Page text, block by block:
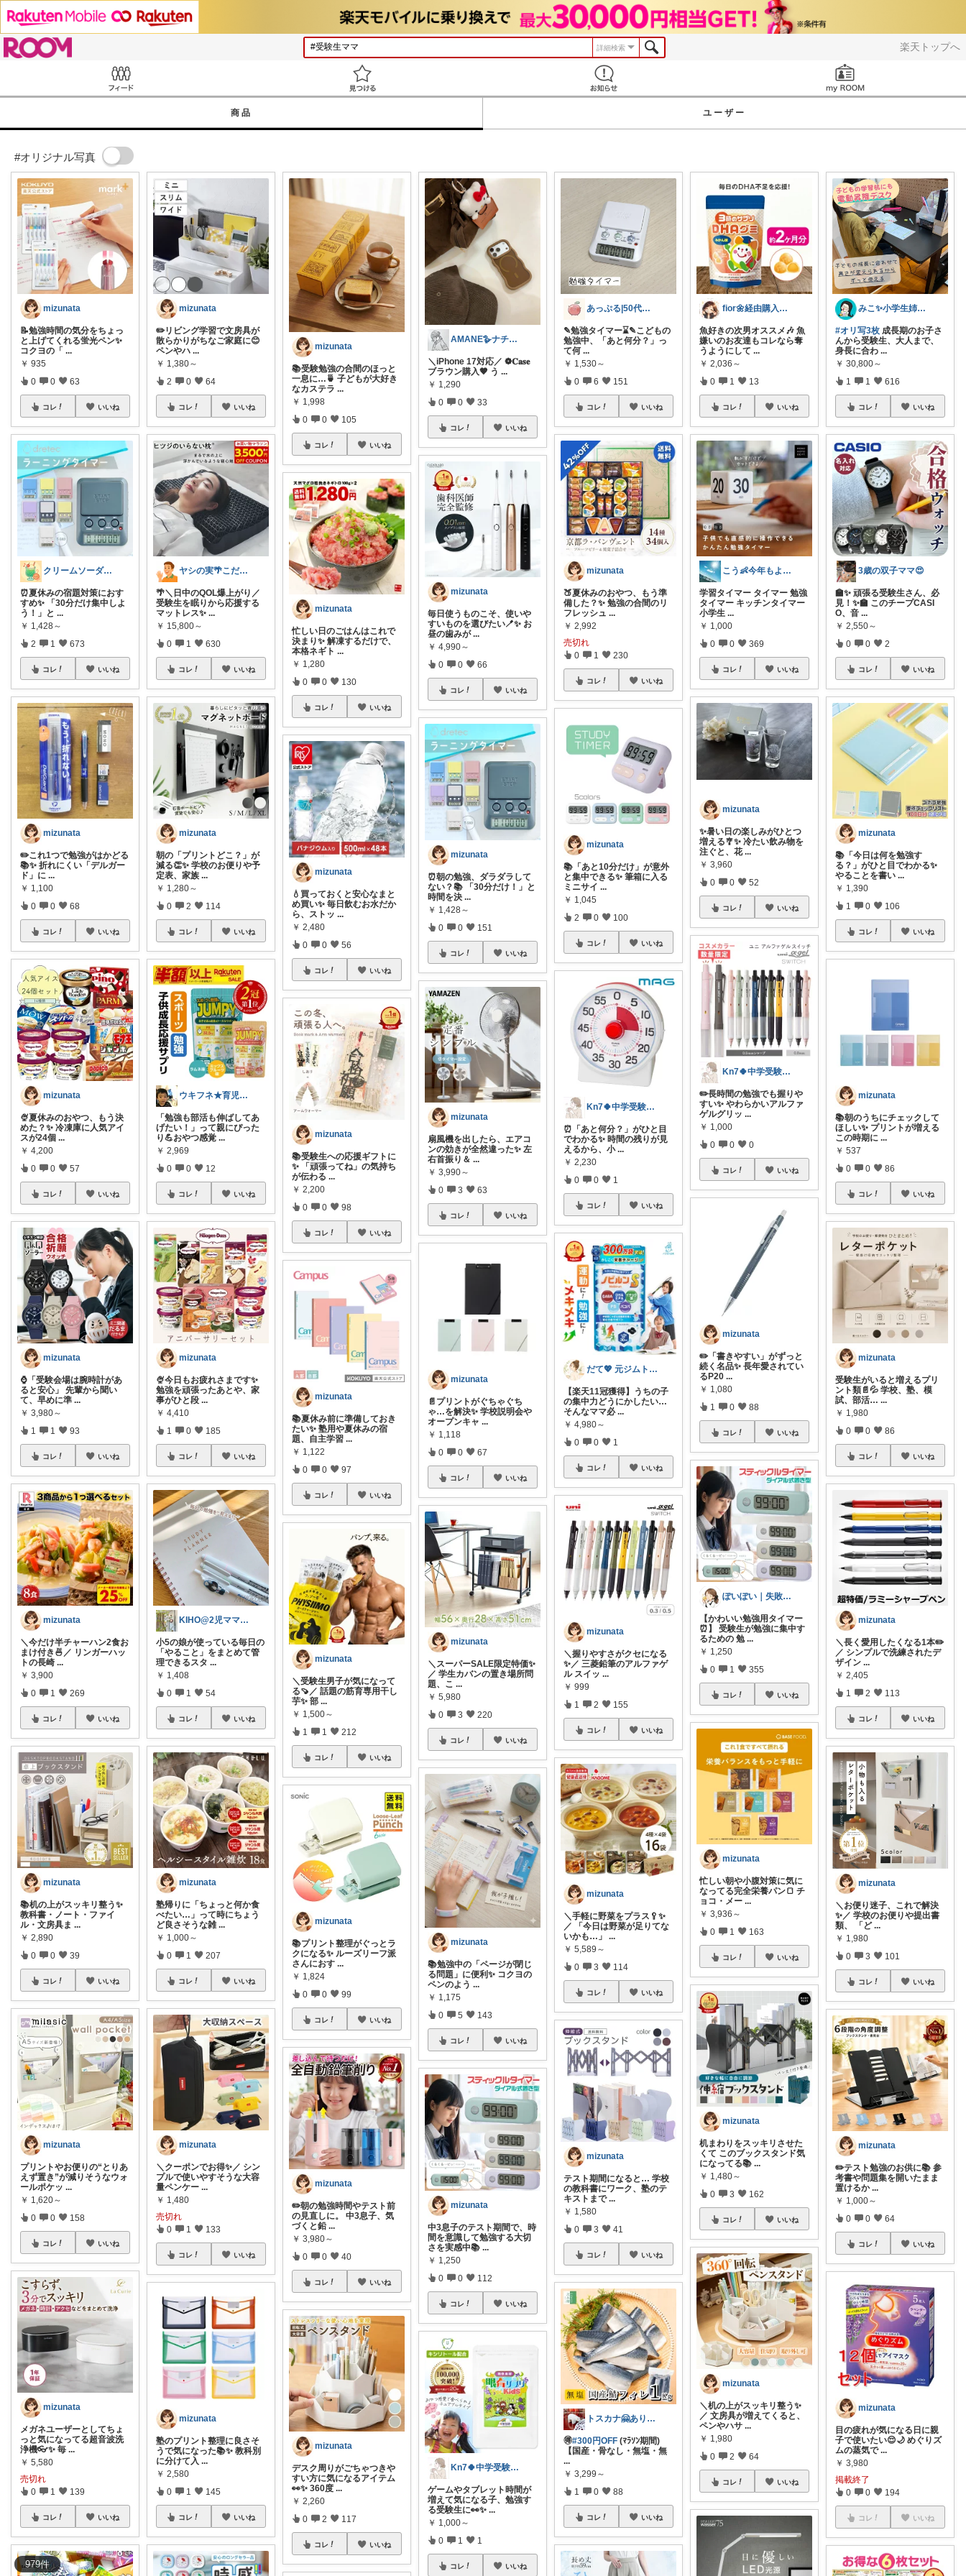
楽天トップへ
詳細検索
商品 ユーザー
#オリジナル写真
979件
mizunata
📝勉強時間の気分をちょっ
と上げてくれる蛍光ペン✨
コクヨの「 ...
￥ 935
0 0 63
コレ いいね
クリームソーダ♫昭和平成レトロ好き母
⏰夏休みの宿題対策におす
すめ✨ 「30分だけ集中しよ
う！」と ...
￥ 1,428～
2 1 673
コレ いいね
mizunata
✏️これ1つで勉強がはかどる
📚✨ 折れにくい「デルガー
ド」に ...
￥ 1,100
0 0 68
コレ いいね
mizunata
🍨夏休みのおやつ、もう決
めた？✨ 冷凍庫に人気アイ
スが24個 ...
￥ 4,200
0 0 57
コレ いいね
mizunata
⌚️「受験会場は腕時計があ
ると安心」 先輩から聞い
て、早めに準 ...
￥ 3,980～
1 1 93
コレ いいね
mizunata
＼今だけ半チャーハン2食お
まけ付き🍜／ リンガーハッ
トの長崎 ...
￥ 3,900
0 1 269
コレ いいね
mizunata
📚机の上がスッキリ整う✨
教科書・ノート・ファイ
ル・文房具ま ...
￥ 2,890
0 0 39
コレ いいね
mizunata
プリントやお便りの“とりあ
えず置き”が減りそうなウォ
ールポケッ ...
￥ 1,620～
0 0 158
コレ いいね
mizunata
メガネユーザーとしてちょ
っと気になってる超音波洗
浄機👓✨ 毎 ...
￥ 5,580
売切れ
0 1 139
コレ いいね
mizunata
✏️リビング学習で文房具が
散らかりがちなご家庭に😊
ペンやハ ...
￥ 1,380～
2 0 64
コレ いいね
ヤシの実🌴こだわりアイテム
🌴＼日中のQOL爆上がり／
受験生を眠りから応援する
マットレス✨ ...
￥ 15,800～
0 1 630
コレ いいね
mizunata
朝の「プリントどこ？」が
減る👏✨ 学校のお便りや予
定表、家族 ...
￥ 1,280～
0 2 114
コレ いいね
ウキフネ★育児・子育てが楽になるアイテム
「勉強も部活も伸ばしてあ
げたい！」って親にぴった
り💪おやつ感覚 ...
￥ 2,969
0 0 12
コレ いいね
mizunata
🍨今日もお疲れさまです✨
勉強を頑張ったあとや、家
事がひと段 ...
￥ 4,410
1 0 185
コレ いいね
KIHO@2児ママ（👧小5👦小3）
小5の娘が使っている毎日の
「やること」をまとめて管
理できるスタ ...
￥ 1,408
0 1 54
コレ いいね
mizunata
塾帰りに「ちょっと何か食
べたい…」って時にちょう
ど良さそうな雑 ...
￥ 1,000～
0 1 207
コレ いいね
mizunata
＼クーポンでお得✨／ シン
プルで使いやすそうな大容
量ペンケー ...
￥ 1,480
売切れ
0 1 133
コレ いいね
mizunata
塾のプリント整理に良さそ
うで気になった📚✨ 教科別
に分けて入 ...
￥ 2,580
0 1 145
コレ いいね
mizunata
📚受験勉強の合間のほっと
一息に…🍵 子どもが大好き
なカステラ ...
￥ 1,998
0 0 105
コレ いいね
mizunata
忙しい日のごはんはこれで
決まり✨ 解凍するだけで、
本格ネギト ...
￥ 1,280
0 0 130
コレ いいね
mizunata
💧買っておくと安心なまと
め買い✨ 毎日飲むお水だか
ら、ストッ ...
￥ 2,480
0 0 56
コレ いいね
mizunata
📚受験生への応援ギフトに
✨ 「頑張ってね」の気持ち
が伝わる...
￥ 2,200
0 0 98
コレ いいね
mizunata
📚夏休み前に準備しておき
たい✨ 塾用や夏休みの宿
題、自主学習 ...
￥ 1,122
0 0 97
コレ いいね
mizunata
＼受験生男子が気になって
る🍠／ 話題の筋育専用干し
芋✨ 部 ...
￥ 1,500～
1 1 212
コレ いいね
mizunata
📚プリント整理がぐっとラ
クになる✨ ルーズリーフ派
さんにおす ...
￥ 1,824
0 0 99
コレ いいね
mizunata
✏️朝の勉強時間やテスト前
の見直しに。 中3息子、気
づくと鉛 ...
￥ 3,980～
0 0 40
コレ いいね
mizunata
デスク周りがごちゃつきや
すい方に気になるアイテム
👀✨ 360度 ...
￥ 2,260
0 2 117
コレ いいね
AMANE🪿ナチュラル
＼iPhone 17対応／ ❁︎𝐂𝐚𝐬𝐞
ブラウン購入🤎 う ...
￥ 1,290
0 0 33
コレ いいね
mizunata
毎日使うものこそ、使いや
すいものを選びたい🪥✨ お
昼の歯みが ...
￥ 4,990～
0 0 66
コレ いいね
mizunata
⏰朝の勉強、ダラダラして
ない？📚 「30分だけ！」と
時間を決 ...
￥ 1,428～
0 0 151
コレ いいね
mizunata
扇風機を出したら、エアコ
ンの効きが全然違った✨ 左
右首振り＆ ...
￥ 3,990～
0 3 63
コレ いいね
mizunata
📄プリントがぐちゃぐち
ゃ…を解決✨ 学校説明会や
オープンキャ ...
￥ 1,118
0 0 67
コレ いいね
mizunata
＼スーパーSALE限定特価✨
／ 学生カバンの置き場所問
題、こ ...
￥ 5,980
0 3 220
コレ いいね
mizunata
📚勉強中の「ページが閉じ
る問題」に便利✨ コクヨの
ペンのよう ...
￥ 1,175
0 5 143
コレ いいね
mizunata
中3息子のテスト期間で、時
間を意識して勉強する大切
さを実感中📚 ...
￥ 1,250
0 0 112
コレ いいね
Kn7🍀中学受験生ママ
ゲームやタブレット時間が
増えて気になる子、勉強す
る受験生に👀✨ ...
￥ 1,000～
0 1 1
コレ いいね
あっぷる|50代新人保育士のおすすめ🍎
✎勉強タイマー⌛️✎ ​こどもの
勉強中、「あと何分？」っ
て何 ...
￥ 1,530～
0 6 151
コレ いいね
mizunata
🍑夏休みのおやつ、もう準
備した？✨ 勉強の合間のリ
フレッシュ ...
￥ 2,992
売切れ
0 1 230
コレ いいね
mizunata
📚「あと10分だけ」が意外
と集中できる✨ 筆箱に入る
ミニサイ ...
￥ 1,045
2 0 100
コレ いいね
Kn7🍀中学受験生ママ
⏰「あと何分？」がひと目
でわかる✨ 時間の残りが見
えるから、小 ...
￥ 2,230
0 0 1
コレ いいね
だて💖 元ジムトレーナーママ子育て美容
【楽天11冠獲得】うちの子
の集中力どうにかしたい…
そんなママ必 ...
￥ 4,980～
0 0 1
コレ いいね
mizunata
＼握りやすさがクセになる
✨／ 三菱鉛筆のアルファゲ
ル スイッ ...
￥ 999
1 2 155
コレ いいね
mizunata
＼手軽に野菜をプラス🥄✨
／ 「今日は野菜が足りてな
いかも…」
...
￥ 5,589～
0 3 114
コレ いいね
mizunata
テスト期間になると… 学校
の教科書にワーク、塾のテ
キストまで ...
￥ 1,580
0 3 41
コレ いいね
トスカナ🤗ありがとうございます💕
🉐#300円OFF (ﾏﾗｿﾝ期間)
【国産・骨なし・無塩・無
...
￥ 3,299～
1 0 88
コレ いいね
fior🌼経由購入させていただきます
魚好きの次男オススメ🎶 魚
嫌いのお友達もコレなら奪
うようにして ...
￥ 2,036～
0 1 13
コレ いいね
こう👶今年もよろしくお願いします🥹
学習タイマー タイマー 勉強
タイマー キッチンタイマー
小学生 ...
￥ 1,000
0 0 369
コレ いいね
mizunata
✨暑い日の楽しみがひとつ
増える🎐✨ 冷たい飲み物を
注ぐと、花 ...
￥ 3,960
0 0 52
コレ いいね
Kn7🍀中学受験生ママ
✏️長時間の勉強でも握りや
すい✨ やわらかいアルファ
ゲルグリッ ...
￥ 1,000
0 0 0
コレ いいね
mizunata
✏️「書きやすい」がずっと
続く名品✨ 長年愛されてい
るP20 ...
￥ 1,080
1 0 88
コレ いいね
ぽいぽい｜失敗しない日用品とポイ活
【かわいい勉強用タイマー
⏰】 受験生が勉強に集中す
るための 勉 ...
￥ 1,250
0 1 355
コレ いいね
mizunata
忙しい朝や小腹対策に気に
なってる完全栄養パン🍞 チ
ョコ・メー ...
￥ 3,936～
0 1 163
コレ いいね
mizunata
机まわりをスッキリさせた
くて このブックスタンド気
になってる📚 ...
￥ 1,480～
0 3 162
コレ いいね
mizunata
＼机の上がスッキリ整う✨
／ 文房具が増えてくると、
ペンやハサ ...
￥ 1,980
0 2 64
コレ いいね
みこ✨小学生姉妹の母ちゃん
#オリ写3枚 成長期のお子さ
んから受験生、大人まで、
身長に合わ ...
￥ 30,800～
1 1 616
コレ いいね
3歳の双子ママ😍
🏫✨ 頑張る受験生さん、必
見！✨🏫 このチープCASI
O、音 ...
￥ 2,550～
0 0 2
コレ いいね
mizunata
📚「今日は何を勉強す
る？」がひと目でわかる✨
やることを書い ...
￥ 1,390
1 0 106
コレ いいね
mizunata
📚朝のうちにチェックして
ほしい✨ プリントが増える
この時期に ...
￥ 537
0 0 86
コレ いいね
mizunata
受験生がいると増えるプリ
ント類📄💦 学校、塾、模
試、部活…...
￥ 1,980
0 0 86
コレ いいね
mizunata
＼長く愛用したくなる1本✏️
／ シンプルで洗練されたデ
ザイン ...
￥ 2,405
1 2 113
コレ いいね
mizunata
＼お便り迷子、これで解決
✨／ 学校のお便りや提出書
類、 「ど ...
￥ 1,980
0 3 101
コレ いいね
mizunata
✏️テスト勉強のお供に📚 参
考書や問題集を開いたまま
置けるか ...
￥ 1,000～
0 0 64
コレ いいね
mizunata
目の疲れが気になる日に親
子で使いたい😌🌙 めぐりズ
ムの蒸気で ...
￥ 3,980
掲載終了
0 0 194
コレ いいね